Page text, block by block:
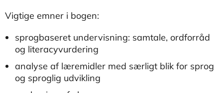
Vigtige emner i bogen:
sprogbaseret undervisning: samtale, ordforråd
og literacyvurdering
analyse af læremidler med særligt blik for sprog
og sproglig udvikling